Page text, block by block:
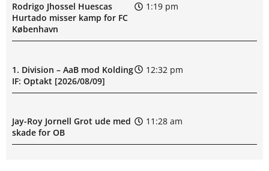
Rodrigo Jhossel Huescas
Hurtado misser kamp for FC
København
1:19 pm
1. Division – AaB mod Kolding
IF: Optakt [2026/08/09]
12:32 pm
Jay-Roy Jornell Grot ude med
skade for OB
11:28 am